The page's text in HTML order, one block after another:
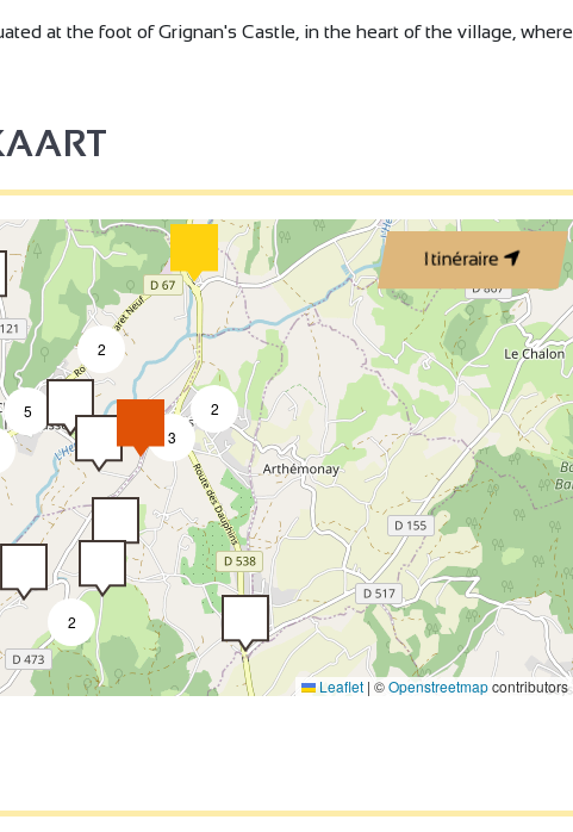
at the foot of Grignan's Castle, in the heart of the village, where
Itinéraire
2
3
2
2
5
Leaflet | ©Openstreetmapcontributors